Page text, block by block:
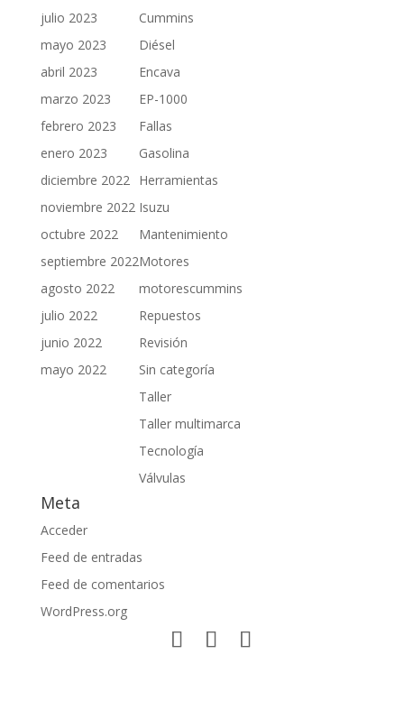
julio 2023
mayo 2023
abril 2023
marzo 2023
febrero 2023
enero 2023
diciembre 2022
noviembre 2022
octubre 2022
septiembre 2022
agosto 2022
julio 2022
junio 2022
mayo 2022
Cummins
Diésel
Encava
EP-1000
Fallas
Gasolina
Herramientas
Isuzu
Mantenimiento
Motores
motorescummins
Repuestos
Revisión
Sin categoría
Taller
Taller multimarca
Tecnología
Válvulas
Meta
Acceder
Feed de entradas
Feed de comentarios
WordPress.org